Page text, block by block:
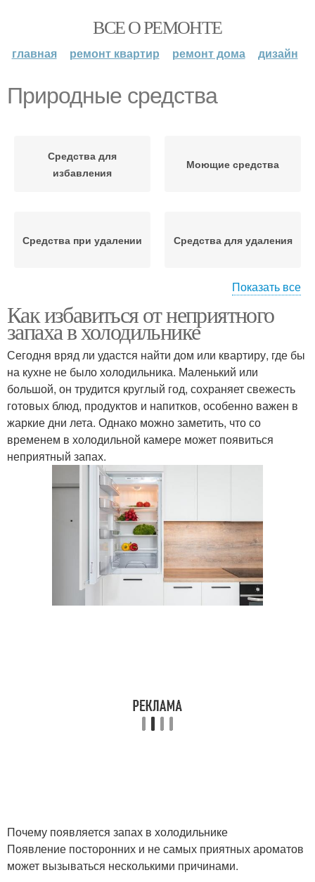
ВСЕ О РЕМОНТЕ
главная ремонт квартир ремонт дома дизайн
Природные средства
Средства для
избавления
Моющие средства
Средства при удалении Средства для удаления
Специальные средства Народные средства
Показать все
Как избавиться от неприятного
запаха в холодильнике
Сегодня вряд ли удастся найти дом или квартиру, где бы
на кухне не было холодильника. Маленький или
большой, он трудится круглый год, сохраняет свежесть
готовых блюд, продуктов и напитков, особенно важен в
жаркие дни лета. Однако можно заметить, что со
временем в холодильной камере может появиться
неприятный запах.
Почему появляется запах в холодильнике
Появление посторонних и не самых приятных ароматов
может вызываться несколькими причинами.